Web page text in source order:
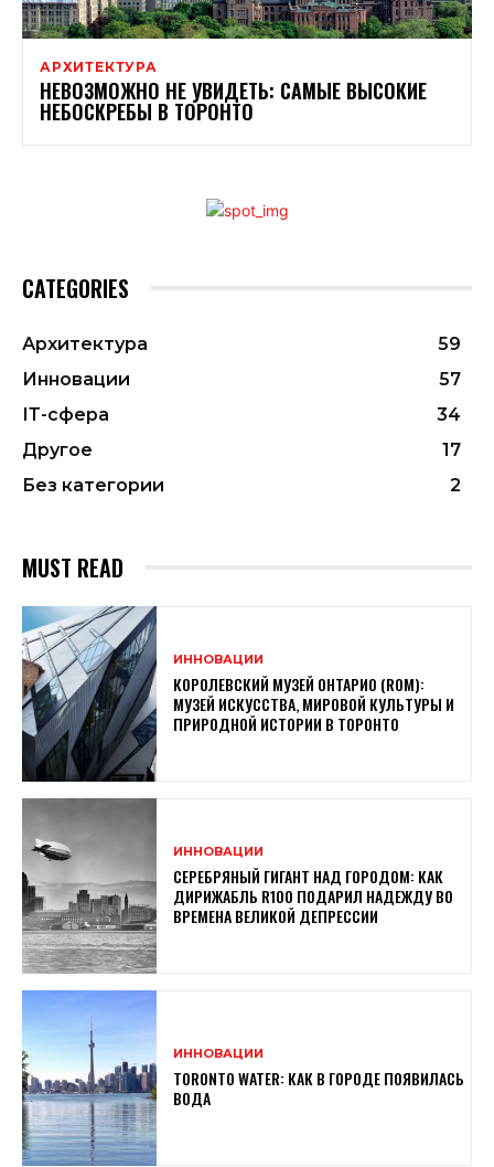
АРХИТЕКТУРА
НЕВОЗМОЖНО НЕ УВИДЕТЬ: САМЫЕ ВЫСОКИЕ
НЕБОСКРЕБЫ В ТОРОНТО
CATEGORIES
Архитектура
59
Инновации
57
ІТ-сфера
34
Другое
17
Без категории
2
MUST READ
ИННОВАЦИИ
КОРОЛЕВСКИЙ МУЗЕЙ ОНТАРИО (ROM):
МУЗЕЙ ИСКУССТВА, МИРОВОЙ КУЛЬТУРЫ И
ПРИРОДНОЙ ИСТОРИИ В ТОРОНТО
ИННОВАЦИИ
СЕРЕБРЯНЫЙ ГИГАНТ НАД ГОРОДОМ: КАК
ДИРИЖАБЛЬ R100 ПОДАРИЛ НАДЕЖДУ ВО
ВРЕМЕНА ВЕЛИКОЙ ДЕПРЕССИИ
ИННОВАЦИИ
TORONTO WATER: КАК В ГОРОДЕ ПОЯВИЛАСЬ
ВОДА